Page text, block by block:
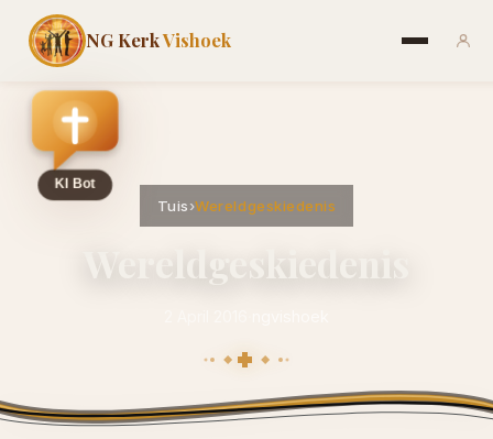
NG KerkVishoek
Tuis›Wereldgeskiedenis